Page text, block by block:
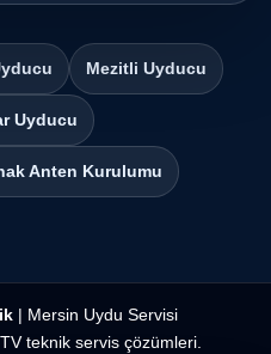
Mezitli Uyducu
Uyducu
Anten Kurulumu
| Mersin Uydu Servisi
teknik servis çözümleri.